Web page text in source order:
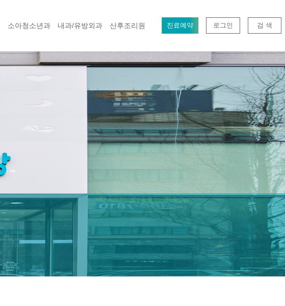
소아청소년과 내과/유방외과 산후조리원 진료예약 로그인 검 색